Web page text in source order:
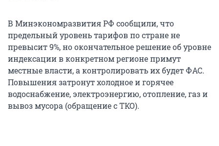
В Минэкономразвития РФ сообщили, что
предельный уровень тарифов по стране не
превысит 9%, но окончательное решение об уровне
индексации в конкретном регионе примут
местные власти, а контролировать их будет ФАС.
Повышения затронут холодное и горячее
водоснабжение, электроэнергию, отопление, газ и
вывоз мусора (обращение с ТКО).